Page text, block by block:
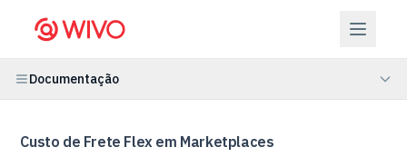
Documentação
Custo de Frete Flex em Marketplaces